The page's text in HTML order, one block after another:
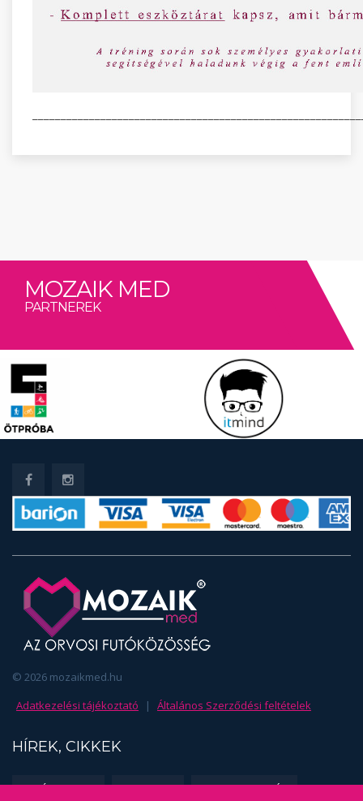
MOZAIK MED
PARTNEREK
© 2026 mozaikmed.hu
Adatkezelési tájékoztató
| Általános Szerződési feltételek
HÍREK, CIKKEK
EDZÉSSZAKMA FUSS TE IS! SPORTORVOSLÁS